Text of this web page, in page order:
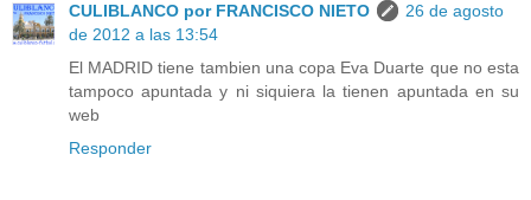
CULIBLANCO por FRANCISCO NIETO
26 de agosto
de 2012 a las 13:54
El MADRID tiene tambien una copa Eva Duarte que no esta
tampoco apuntada y ni siquiera la tienen apuntada en su
web
Responder